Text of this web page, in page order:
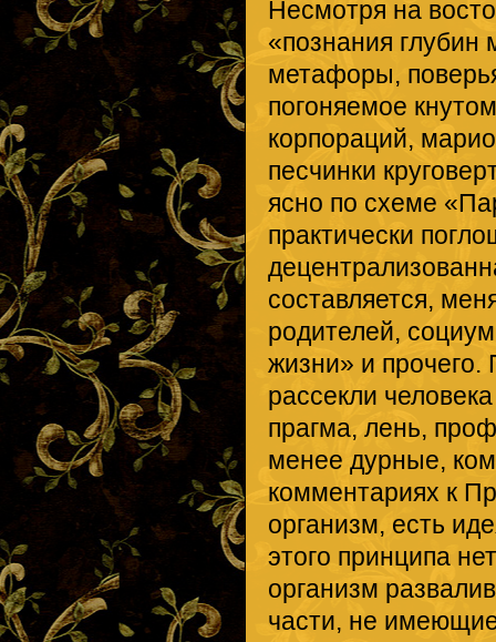
Несмотря на
«познания глубин
метафоры,
погоняемое
корпораций,
песчинки
ясно по схеме
практически
составляется,
родителей,
жизни» и прочего.
рассекли
прагма, лень,
менее дурные,
комментариях к
организм, есть
этого принципа
организм
части, не